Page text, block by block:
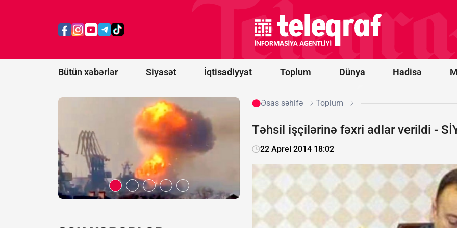
Bütün xəbərlər Siyasət İqtisadiyyat Toplum Dünya Hadisə
neft emalı
endirdi
Azərbaycandan
sonra Türkiyə
də Ermənistan
üçün
məhdudiyyətləri
Əsas səhifə Toplum
Təhsil işçilərinə fəxri adlar verildi -
22 Aprel 2014 18:02